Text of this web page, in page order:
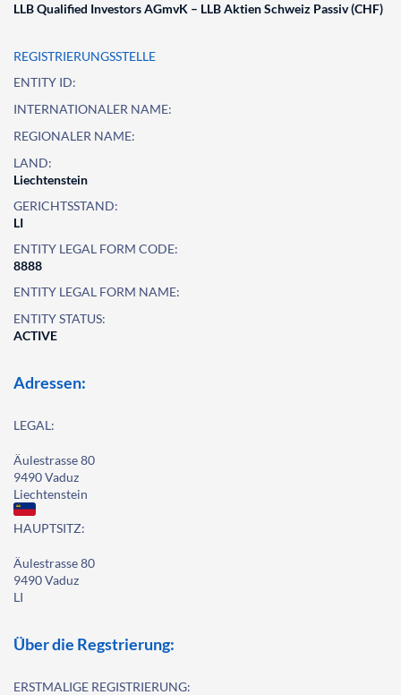
LLB Qualified Investors AGmvK – LLB Aktien Schweiz Passiv (CHF)
REGISTRIERUNGSSTELLE
ENTITY ID:
INTERNATIONALER NAME:
REGIONALER NAME:
LAND:
Liechtenstein
GERICHTSSTAND:
LI
ENTITY LEGAL FORM CODE:
8888
ENTITY LEGAL FORM NAME:
ENTITY STATUS:
ACTIVE
Adressen:
LEGAL:
Äulestrasse 80
9490 Vaduz
Liechtenstein
HAUPTSITZ:
Äulestrasse 80
9490 Vaduz
LI
Über die Regstrierung:
ERSTMALIGE REGISTRIERUNG: